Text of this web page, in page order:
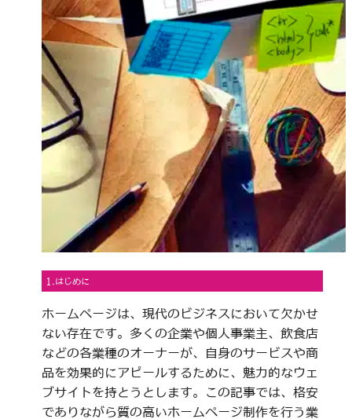
1.はじめに
ホームページは、現代のビジネスにおいて欠かせ
ない存在です。多くの企業や個人事業主、飲食店
などの各業種のオーナーが、自身のサービスや商
品を効果的にアピールするために、魅力的なウェ
ブサイトを持とうとします。この記事では、格安
でありながら質の高いホームページ制作を行う業